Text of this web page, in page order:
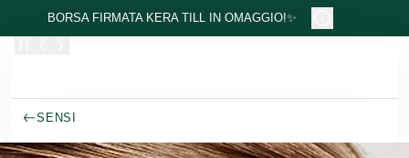
Passa al contenuto principale
BORSA FIRMATA KERA TILL IN OMAGGIO!✨
SENSI